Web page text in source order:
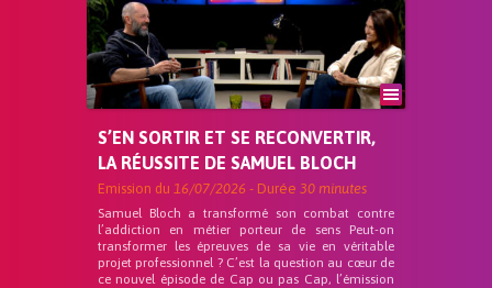
S’EN SORTIR ET SE RECONVERTIR,
LA RÉUSSITE DE SAMUEL BLOCH
Emission du 16/07/2026 - Durée 30 minutes
Samuel Bloch a transformé son combat contre
l’addiction en métier porteur de sens Peut-on
transformer les épreuves de sa vie en véritable
projet professionnel ? C’est la question au cœur de
ce nouvel épisode de Cap ou pas Cap, l’émission